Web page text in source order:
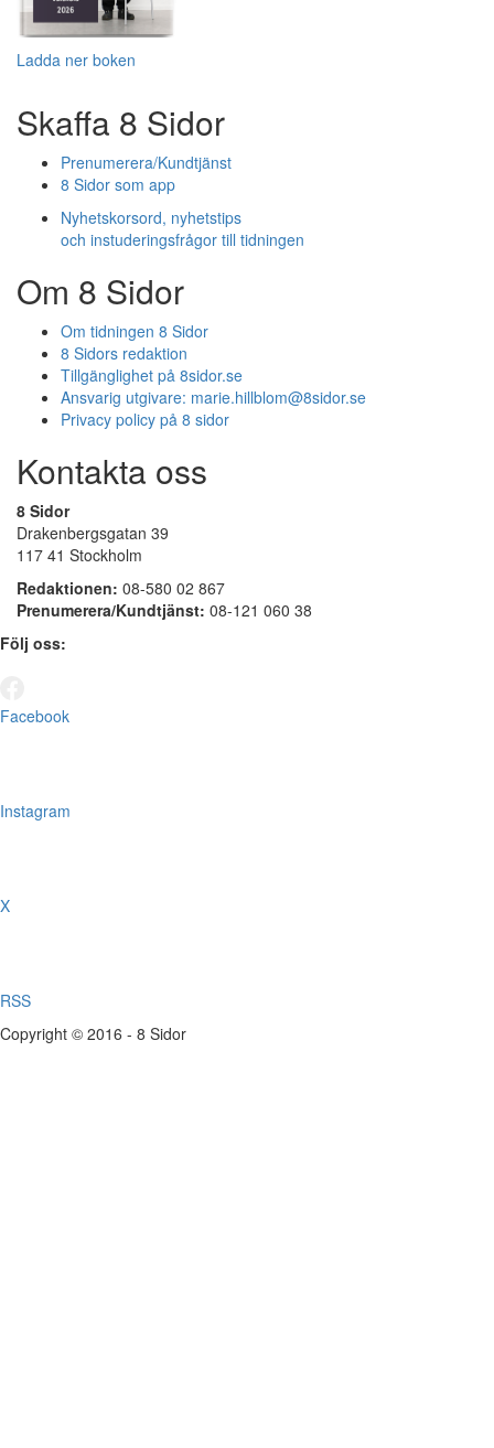
Ladda ner boken
Skaffa 8 Sidor
Prenumerera/Kundtjänst
8 Sidor som app
Nyhetskorsord, nyhetstips
och instuderingsfrågor till tidningen
Om 8 Sidor
Om tidningen 8 Sidor
8 Sidors redaktion
Tillgänglighet på 8sidor.se
Ansvarig utgivare: marie.hillblom@8sidor.se
Privacy policy på 8 sidor
Kontakta oss
8 Sidor
Drakenbergsgatan 39
117 41 Stockholm
Redaktionen: 08-580 02 867
Prenumerera/Kundtjänst: 08-121 060 38
Följ oss:
Facebook
Instagram
X
RSS
Copyright © 2016 - 8 Sidor